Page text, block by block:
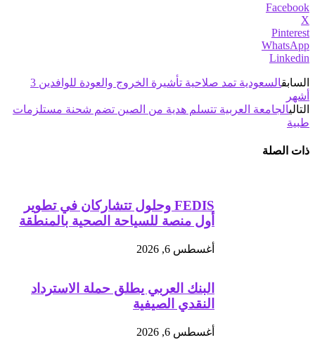
Facebook
X
Pinterest
WhatsApp
Linkedin
السابق
السعودية تمد صلاحية تأشيرة الخروج والعودة للوافدين 3
أشهر
التاليالجامعة العربية تتسلم هدية من الصين تضم شحنة مستلزمات
طبية
ذات الصلة
FEDIS وحلول تتشاركان في تطوير
أول منصة للسياحة الصحية بالمنطقة
أغسطس 6, 2026
البنك العربي يطلق حملة الاسترداد
النقدي الصيفية
أغسطس 6, 2026